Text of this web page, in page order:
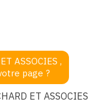
ET ASSOCIES
ASSOCIES ,
page ?